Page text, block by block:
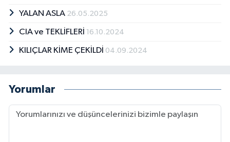
YALAN ASLA 26.05.2025
CIA ve TEKLİFLERİ 16.10.2024
KILIÇLAR KİME ÇEKİLDİ 04.09.2024
Yorumlar